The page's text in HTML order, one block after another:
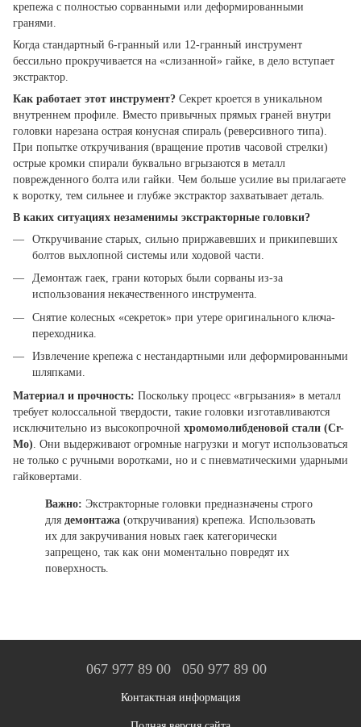
крепежа с полностью сорванными или деформированными
гранями.
Когда стандартный 6-гранный или 12-гранный инструмент
бессильно прокручивается на «слизанной» гайке, в дело вступает
экстрактор.
Как работает этот инструмент? Секрет кроется в уникальном
внутреннем профиле. Вместо привычных прямых граней внутри
головки нарезана острая конусная спираль (реверсивного типа).
При попытке откручивания (вращение против часовой стрелки)
острые кромки спирали буквально вгрызаются в металл
поврежденного болта или гайки. Чем больше усилие вы прилагаете
к воротку, тем сильнее и глубже экстрактор захватывает деталь.
В каких ситуациях незаменимы экстракторные головки?
Откручивание старых, сильно приржавевших и прикипевших
болтов выхлопной системы или ходовой части.
Демонтаж гаек, грани которых были сорваны из-за
использования некачественного инструмента.
Снятие колесных «секреток» при утере оригинального ключа-
переходника.
Извлечение крепежа с нестандартными или деформированными
шляпками.
Материал и прочность: Поскольку процесс «вгрызания» в металл
требует колоссальной твердости, такие головки изготавливаются
исключительно из высокопрочной хромомолибденовой стали (Cr-
Mo) . Они выдерживают огромные нагрузки и могут использоваться
не только с ручными воротками, но и с пневматическими ударными
гайковертами.
Важно: Экстракторные головки предназначены строго
для демонтажа (откручивания) крепежа. Использовать
их для закручивания новых гаек категорически
запрещено, так как они моментально повредят их
поверхность.
067 977 89 00 050 977 89 00
Контактная информация